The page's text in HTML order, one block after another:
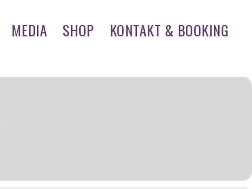
MEDIA SHOP KONTAKT & BOOKING